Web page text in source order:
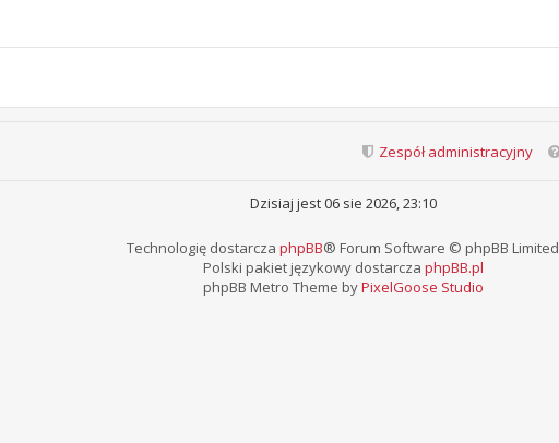
Zespół administracyjny
Dzisiaj jest 06 sie 2026, 23:10
Technologię dostarcza phpBB® Forum Software © phpBB Limited
Polski pakiet językowy dostarcza phpBB.pl
phpBB Metro Theme byPixelGoose Studio